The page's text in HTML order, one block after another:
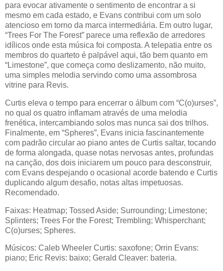
para evocar ativamente o sentimento de encontrar a si
mesmo em cada estado, e Evans contribui com um solo
atencioso em torno da marca intermediária. Em outro lugar,
“Trees For The Forest” parece uma reflexão de arredores
idílicos onde esta música foi composta. A telepatia entre os
membros do quarteto é palpável aqui, tão bem quanto em
“Limestone”, que começa como deslizamento, não muito,
uma simples melodia servindo como uma assombrosa
vitrine para Revis.
Curtis eleva o tempo para encerrar o álbum com “C(o)urses”,
no qual os quatro inflamam através de uma melodia
frenética, intercambiando solos mas nunca sai dos trilhos.
Finalmente, em “Spheres”, Evans inicia fascinantemente
com padrão circular ao piano antes de Curtis saltar, tocando
de forma alongada, quase notas nervosas antes, profundas
na canção, dos dois iniciarem um pouco para desconstruir,
com Evans despejando o ocasional acorde batendo e Curtis
duplicando algum desafio, notas altas impetuosas.
Recomendado.
Faixas: Heatmap; Tossed Aside; Surrounding; Limestone;
Splinters; Trees For the Forest; Trembling; Whisperchant;
C(o)urses; Spheres.
Músicos: Caleb Wheeler Curtis: saxofone; Orrin Evans:
piano; Eric Revis: baixo; Gerald Cleaver: bateria.